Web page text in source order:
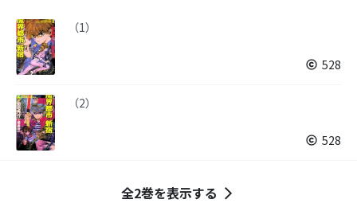
（1）
528
（2）
528
全2巻を表示する